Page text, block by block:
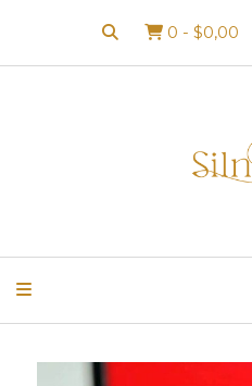
0 - $0,00